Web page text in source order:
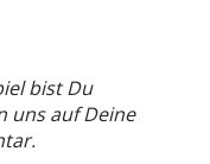
bist Du
uns auf Deine